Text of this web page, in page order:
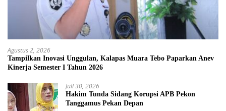
Agustus 2, 2026
Tampilkan Inovasi Unggulan, Kalapas Muara Tebo Paparkan Anev
Kinerja Semester I Tahun 2026
Juli 30, 2026
Hakim Tunda Sidang Korupsi APB Pekon
Tanggamus Pekan Depan